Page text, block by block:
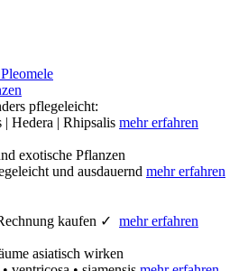
pflegeleicht:
| Hedera | Rhipsalis mehr erfahren
exotische Pflanzen
und ausdauernd mehr erfahren
kaufen ✓ mehr erfahren
asiatisch wirken